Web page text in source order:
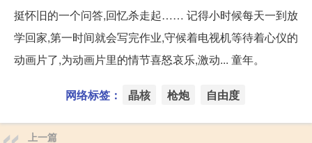
挺怀旧的一个问答,回忆杀走起…… 记得小时候每天一到放
学回家,第一时间就会写完作业,守候着电视机等待着心仪的
动画片了,为动画片里的情节喜怒哀乐,激动... 童年。
网络标签： 晶核 枪炮 自由度
上一篇